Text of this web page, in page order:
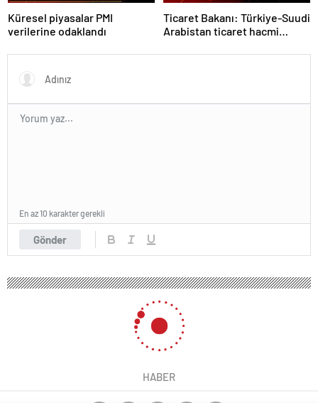
Küresel piyasalar PMI
verilerine odaklandı
Ticaret Bakanı: Türkiye-Suudi
Arabistan ticaret hacmi
Gönder
En az 10 karakter gerekli
HABER